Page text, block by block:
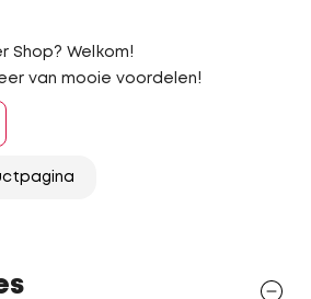
Shop? Welkom!
van mooie voordelen!